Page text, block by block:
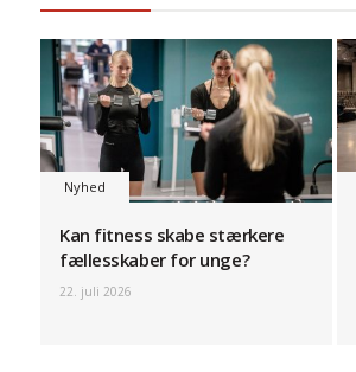
Nyhed
Kan fitness skabe stærkere
fællesskaber for unge?
22. juli 2026